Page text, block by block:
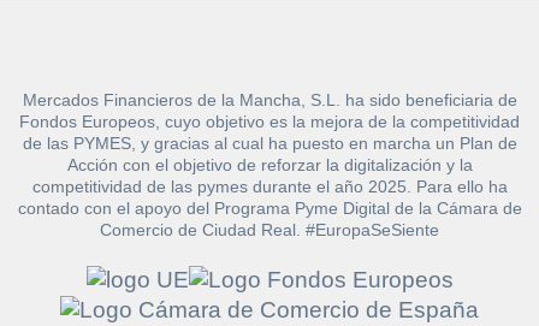
Mercados Financieros de la Mancha, S.L. ha sido beneficiaria de
Fondos Europeos, cuyo objetivo es la mejora de la competitividad
de las PYMES, y gracias al cual ha puesto en marcha un Plan de
Acción con el objetivo de reforzar la digitalización y la
competitividad de las pymes durante el año 2025. Para ello ha
contado con el apoyo del Programa Pyme Digital de la Cámara de
Comercio de Ciudad Real. #EuropaSeSiente